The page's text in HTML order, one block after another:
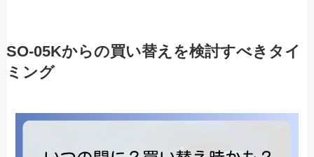
SO-05Kからの買い替えを検討すべきタイ
ミング